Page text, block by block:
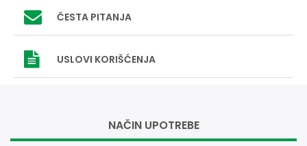
ČESTA PITANJA
USLOVI KORIŠĆENJA
NAČIN UPOTREBE